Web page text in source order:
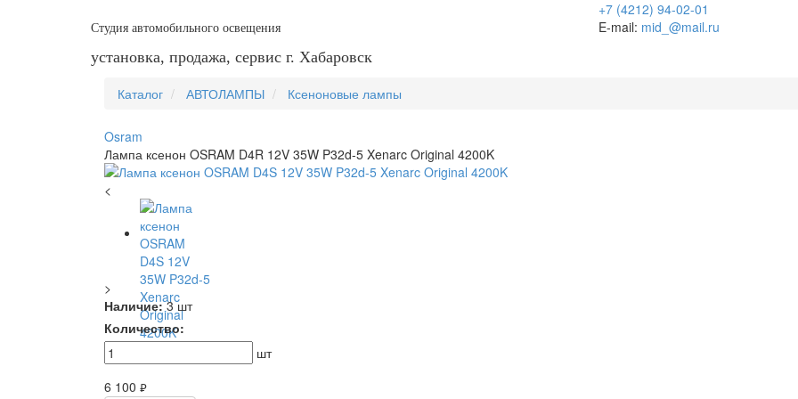
Студия автомобильного освещения
установка, продажа, сервис г. Хабаровск
+7 (4212) 94-02-01
E-mail: mid_@mail.ru
Каталог АВТОЛАМПЫ Ксеноновые лампы
Osram
Лампа ксенон OSRAM D4R 12V 35W P32d-5 Xenarc Original 4200K
<
>
Наличие: 3 шт
Количество:
шт
6 100 руб.